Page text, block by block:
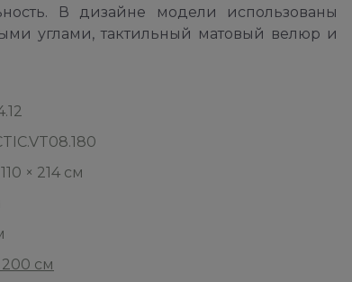
В дизайне модели использованы
углами, тактильный матовый велюр и
× 214 см
200 см